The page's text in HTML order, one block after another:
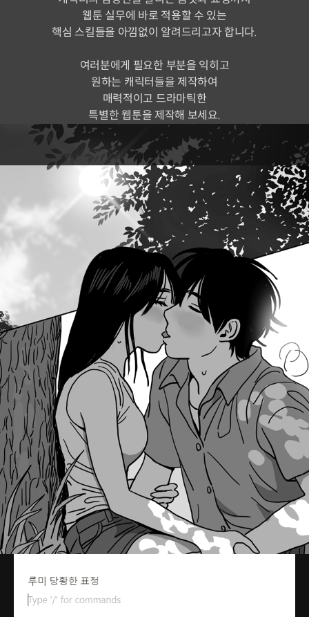
웹툰 실무에 바로 적용할 수 있는
핵심 스킬들을 아낌없이 알려드리고자 합니다.
여러분에게 필요한 부분을 익히고
원하는 캐릭터들을 제작하여
매력적이고 드라마틱한
특별한 웹툰을 제작해 보세요.
본 클래스에서는
캐릭터 시선 연출과 표정,
로맨틱 씬 연출 방법을 배울 수
있습니다.